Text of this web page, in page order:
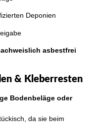
Deponien
asbestfrei
& Kleberresten
Bodenbeläge oder
da sie beim